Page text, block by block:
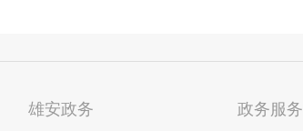
雄安政务 政务服务